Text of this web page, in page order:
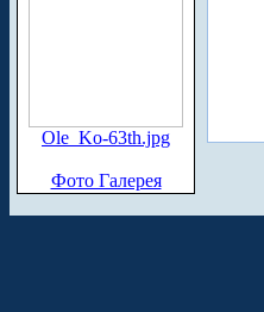
Ole_Ko-63th.jpg
Фото Галерея